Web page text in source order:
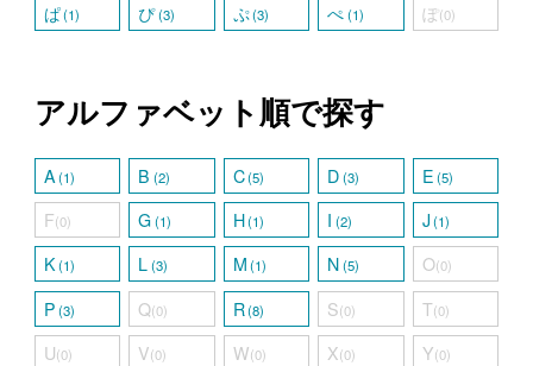
ぱ(1) ぴ(3) ぷ(3) ぺ(1) ぽ(0)
アルファベット順で探す
A(1) B (2) C(5) D(3) E (5)
F(0) G(1) H(1) I (2) J (1)
K(1) L(3) M (1) N(5) O(0)
P(3) Q(0) R(8) S(0) T(0)
U(0) V(0) W(0) X(0) Y(0)